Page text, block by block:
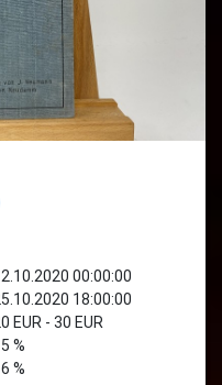
00:00:00
18:00:00
EUR - 30 EUR
%
%